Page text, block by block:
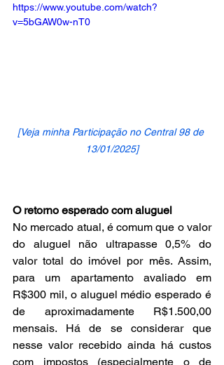
https://www.youtube.com/watch?
v=5bGAW0w-nT0
[Veja minha Participação no Central 98 de
13/01/2025]
O retorno esperado com aluguel
No mercado atual, é comum que o valor
do aluguel não ultrapasse 0,5% do
valor total do imóvel por mês. Assim,
para um apartamento avaliado em
R$300 mil, o aluguel médio esperado é
de aproximadamente R$1.500,00
mensais. Há de se considerar que
nesse valor recebido ainda há custos
com impostos (especialmente o de